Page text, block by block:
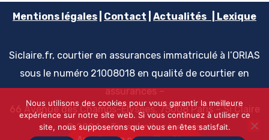
Mentions légales Contact Actualités Lexique
Siclaire.fr, courtier en assurances immatriculé à l’ORIAS
sous le numéro 21008018 en qualité de courtier en
assurances –
66 Avenue des Champs-Elysées, 75008 Paris – Si Claire
© 2024 – Tous droits réservés
Nous utilisons des cookies pour vous garantir la meilleure
expérience sur notre site web. Si vous continuez à utiliser ce
site, nous supposerons que vous en êtes satisfait.